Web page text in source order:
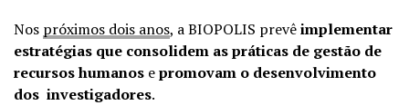
Nos próximos dois anos, a BIOPOLIS prevêimplementar
estratégias que consolidem as práticas de gestão de
recursos humanos epromovam o desenvolvimento
dos investigadores.